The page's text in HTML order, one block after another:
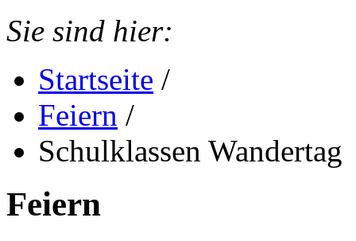
Sie sind hier:
Startseite /
Feiern /
Schulklassen Wandertag
Feiern